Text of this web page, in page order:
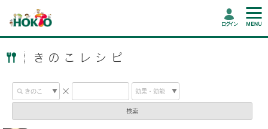
ログイン
きのこレシピ
検索